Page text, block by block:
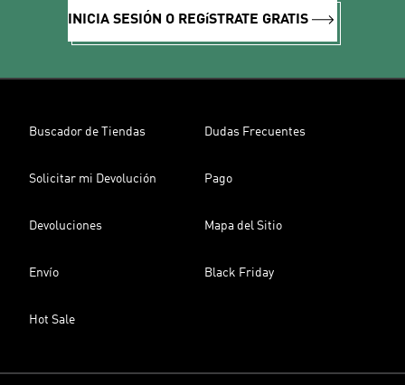
INICIA SESIÓN O REGíSTRATE GRATIS
Buscador de Tiendas Dudas Frecuentes
Solicitar mi Devolución Pago
Devoluciones Mapa del Sitio
Envío Black Friday
Hot Sale